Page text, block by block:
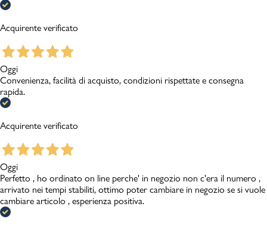
Acquirente verificato
Oggi
Convenienza, facilità di acquisto, condizioni rispettate e consegna
rapida.
Acquirente verificato
Oggi
Perfetto , ho ordinato on line perche' in negozio non c'era il numero ,
arrivato nei tempi stabiliti, ottimo poter cambiare in negozio se si vuole
cambiare articolo , esperienza positiva.